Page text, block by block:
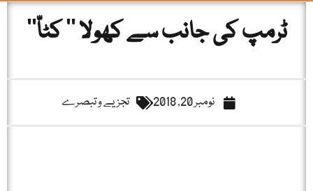
ٹرمپ کی جانب سے کھولا ’’ کٹاّ‘‘
نومبر 20, 2018 تجزیے و تبصرے